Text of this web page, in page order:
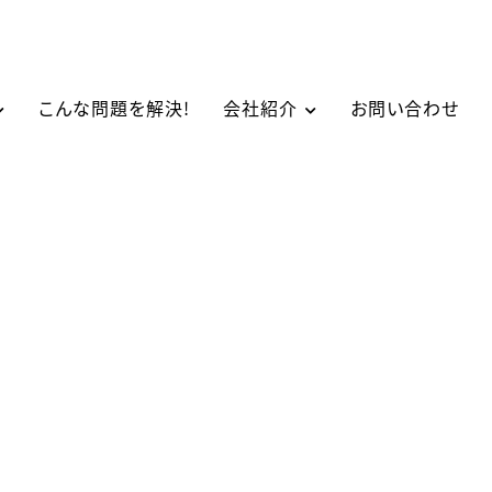
こんな問題を解決! 会社紹介 お問い合わせ